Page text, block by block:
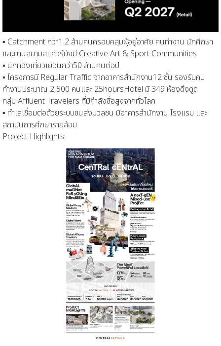
▪ Catchment กว่า1.2 ล้านคนครอบคลุมผู้อยู่อาศัย คนทำงาน นักศึกษา
และย่านสยามสแควร์ยังมี Creative Art & Sport Communities
▪ นักท่องเที่ยวเยือนกว่า50 ล้านคนต่อปี
▪ โครงการมี Regular Traffic จากอาคารสำนักงาน12ชั้น รองรับคน
ทำงานประมาณ 2,500 คนและ 25hoursHotel มี 349 ห้องดึงดูด
กลุ่ม Affluent Travelers ที่มีกำลังซื้อสูงจากทั่วโลก
▪ ทำเลเชื่อมต่อด้วยระบบขนส่งมวลชน มีอาคารสำนักงาน โรงแรม และ
สถาบันการศึกษารายล้อม
Project Highlights: